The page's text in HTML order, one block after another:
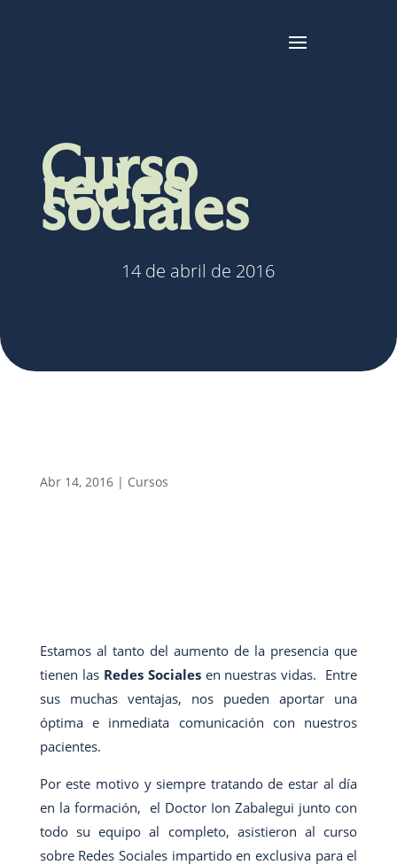
Curso
redes
sociales
14 de abril de 2016
Abr 14, 2016| Cursos
Estamos al tanto del aumento de la presencia que
tienen las Redes Socialesen nuestras vidas. Entre
sus muchas ventajas, nos pueden aportar una
óptima e inmediata comunicación con nuestros
pacientes.
Por este motivo y siempre tratando de estar al día
en la formación, el Doctor Ion Zabalegui junto con
todo su equipo al completo, asistieron al curso
sobre Redes Sociales impartido en exclusiva para el